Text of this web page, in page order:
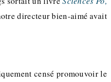
directeur bien-aimé avait
censé promouvoir le